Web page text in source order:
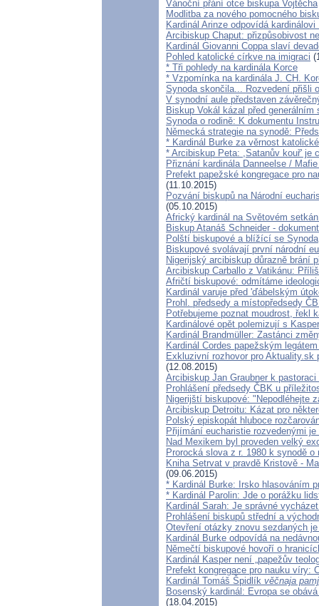
Vánoční přání otce biskupa Vojtěcha
Modlitba za nového pomocného
Kardinál Arinze odpovídá kardinálovi
Arcibiskup Chaput: přizpůsobivost
Kardinál Giovanni Coppa slaví
Pohled katolické církve na imigraci
* Tři pohledy na kardinála Korce
* Vzpomínka na kardinála J. CH.
Synoda skončila... Rozvedení přišli
V synodní aule představen
Biskup Vokál kázal před
Synoda o rodině: K dokumentu
Německá strategie na synodě:
* Kardinál Burke za věrnost
* Arcibiskup Peta: ,Satanův kouř' je
Přiznání kardinála Danneelse /
Prefekt papežské kongregace pro
(11.10.2015)
Pozvání biskupů na Národní
(05.10.2015)
Africký kardinál na Světovém
Biskup Atanáš Schneider -
Polští biskupové a blížící se Synoda
Biskupové svolávají první národní
Nigerijský arcibiskup důrazně brání
Arcibiskup Carballo z Vatikánu:
Afričtí biskupové: odmítáme
Kardinál varuje před 'ďábelským
Prohl. předsedy a místopředsedy
Potřebujeme poznat moudrost, řekl
Kardinálové opět polemizují s
Kardinál Brandmüller: Zastánci
Kardinál Cordes papežským
Exkluzivní rozhovor pro
(12.08.2015)
Arcibiskup Jan Graubner k pastoraci
Prohlášení předsedy ČBK u
Nigerijští biskupové: "Nepodléhejte
Arcibiskup Detroitu: Kázat pro
Polský episkopát hluboce
Přijímání eucharistie rozvedenými
Nad Mexikem byl proveden velký
Prorocká slova z r. 1980 k synodě o
Kniha Setrvat v pravdě Kristově -
(09.06.2015)
* Kardinál Burke: Irsko hlasováním
* Kardinál Parolin: Jde o porážku
Kardinál Sarah: Je správné
Prohlášení biskupů střední a
Otevření otázky znovu sezdaných
Kardinál Burke odpovídá na
Němečtí biskupové hovoří o
Kardinál Kasper není „papežův
Prefekt kongregace pro nauku víry:
Kardinál Tomáš Špidlík věčnaja
Bosenský kardinál: Evropa se
(18.04.2015)